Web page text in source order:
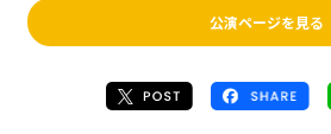
公演ページを見る